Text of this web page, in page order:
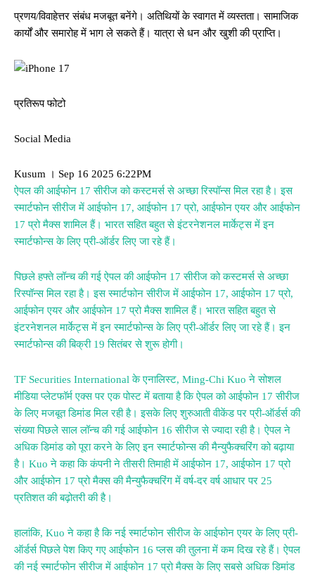
प्रणय/विवाहेत्तर संबंध मजबूत बनेंगे। अतिथियों के स्वागत में व्यस्तता। सामाजिक
कार्यों और समारोह में भाग ले सकते हैं। यात्रा से धन और खुशी की प्राप्ति।
प्रतिरूप फोटो
Social Media
Kusum । Sep 16 2025 6:22PM
ऐपल की आईफोन 17 सीरीज को कस्टमर्स से अच्छा रिस्पॉन्स मिल रहा है। इस
स्मार्टफोन सीरीज में आईफोन 17, आईफोन 17 प्रो, आईफोन एयर और आईफोन
17 प्रो मैक्स शामिल हैं। भारत सहित बहुत से इंटरनेशनल मार्केट्स में इन
स्मार्टफोन्स के लिए प्री-ऑर्डर लिए जा रहे हैं।
पिछले हफ्ते लॉन्च की गई ऐपल की आईफोन 17 सीरीज को कस्टमर्स से अच्छा
रिस्पॉन्स मिल रहा है। इस स्मार्टफोन सीरीज में आईफोन 17, आईफोन 17 प्रो,
आईफोन एयर और आईफोन 17 प्रो मैक्स शामिल हैं। भारत सहित बहुत से
इंटरनेशनल मार्केट्स में इन स्मार्टफोन्स के लिए प्री-ऑर्डर लिए जा रहे हैं। इन
स्मार्टफोन्स की बिक्री 19 सितंबर से शुरू होगी।
TF Securities International के एनालिस्ट, Ming-Chi Kuo ने सोशल
मीडिया प्लेटफॉर्म एक्स पर एक पोस्ट में बताया है कि ऐपल को आईफोन 17 सीरीज
के लिए मजबूत डिमांड मिल रही है। इसके लिए शुरुआती वीकेंड पर प्री-ऑर्डर्स की
संख्या पिछले साल लॉन्च की गई आईफोन 16 सीरीज से ज्यादा रही है। ऐपल ने
अधिक डिमांड को पूरा करने के लिए इन स्मार्टफोन्स की मैन्युफैक्चरिंग को बढ़ाया
है। Kuo ने कहा कि कंपनी ने तीसरी तिमाही में आईफोन 17, आईफोन 17 प्रो
और आईफोन 17 प्रो मैक्स की मैन्युफैक्चरिंग में वर्ष-दर वर्ष आधार पर 25
प्रतिशत की बढ़ोतरी की है।
हालांकि, Kuo ने कहा है कि नई स्मार्टफोन सीरीज के आईफोन एयर के लिए प्री-
ऑर्डर्स पिछले पेश किए गए आईफोन 16 प्लस की तुलना में कम दिख रहे हैं। ऐपल
की नई स्मार्टफोन सीरीज में आईफोन 17 प्रो मैक्स के लिए सबसे अधिक डिमांड